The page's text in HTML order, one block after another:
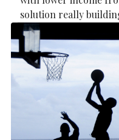
solution really